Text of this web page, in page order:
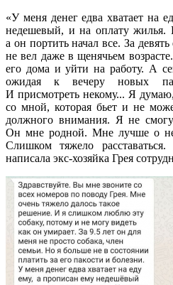
«У меня денег едва хватает на
недешевый, и на оплату
а он портить начал все. За
не вел даже в щенячьем
его дома и уйти на работу. А
ожидая к вечеру новых
И присмотреть некому... Я
со мной, которая бьет и не
должного внимания. Я не
Он мне родной. Мне лучше о
Слишком тяжело
написала экс-хозяйка Грея